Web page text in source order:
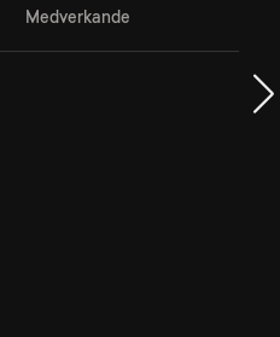
Medverkande